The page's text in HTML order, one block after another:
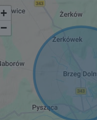
+
−